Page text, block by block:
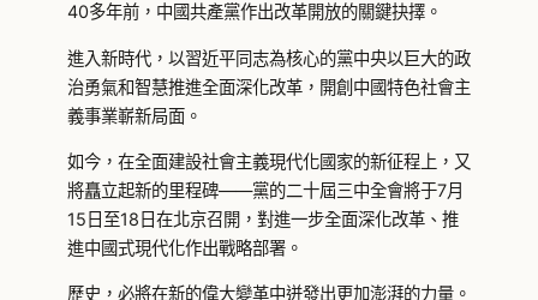
40多年前，中國共產黨作出改革開放的關鍵抉擇。
進入新時代，以習近平同志為核心的黨中央以巨大的政
治勇氣和智慧推進全面深化改革，開創中國特色社會主
義事業嶄新局面。
如今，在全面建設社會主義現代化國家的新征程上，又
將矗立起新的里程碑——黨的二十屆三中全會將于7月
15日至18日在北京召開，對進一步全面深化改革、推
進中國式現代化作出戰略部署。
歷史，必將在新的偉大變革中迸發出更加澎湃的力量。